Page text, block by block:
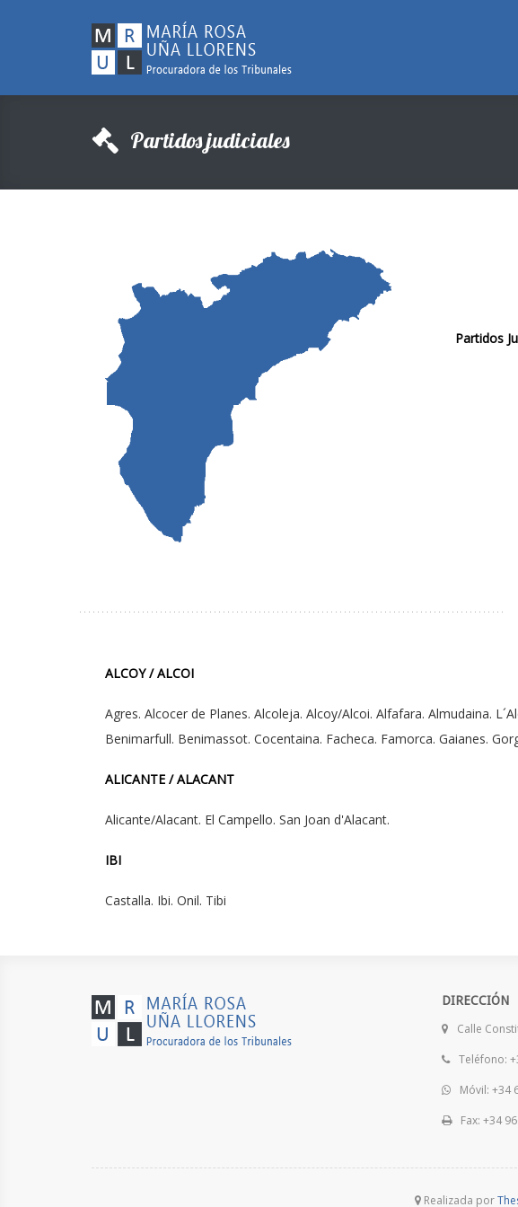
Partidos judiciales
Partidos
ALCOY / ALCOI
Agres. Alcocer de Planes. Alcoleja. Alcoy/Alcoi. Alfafara. Almudaina.
Benimarfull. Benimassot. Cocentaina. Facheca. Famorca. Gaianes.
ALICANTE / ALACANT
Alicante/Alacant. El Campello. San Joan d'Alacant.
IBI
Castalla. Ibi. Onil. Tibi
DIRECCIÓN
Calle
Teléfono:
Móvil: +34
Fax: +34
Realizada por